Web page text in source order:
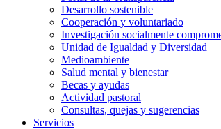
Desarrollo sostenible
Cooperación y voluntariado
Investigación socialmente
Unidad de Igualdad y Diversidad
Medioambiente
Salud mental y bienestar
Becas y ayudas
Actividad pastoral
Consultas, quejas y sugerencias
Servicios